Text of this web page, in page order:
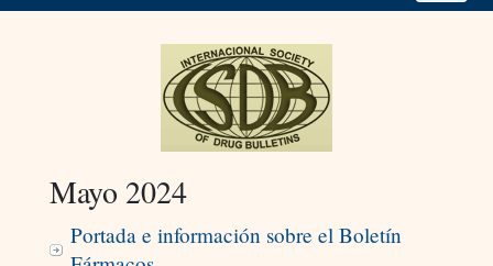
Mayo 2024
Portada e información sobre el Boletín